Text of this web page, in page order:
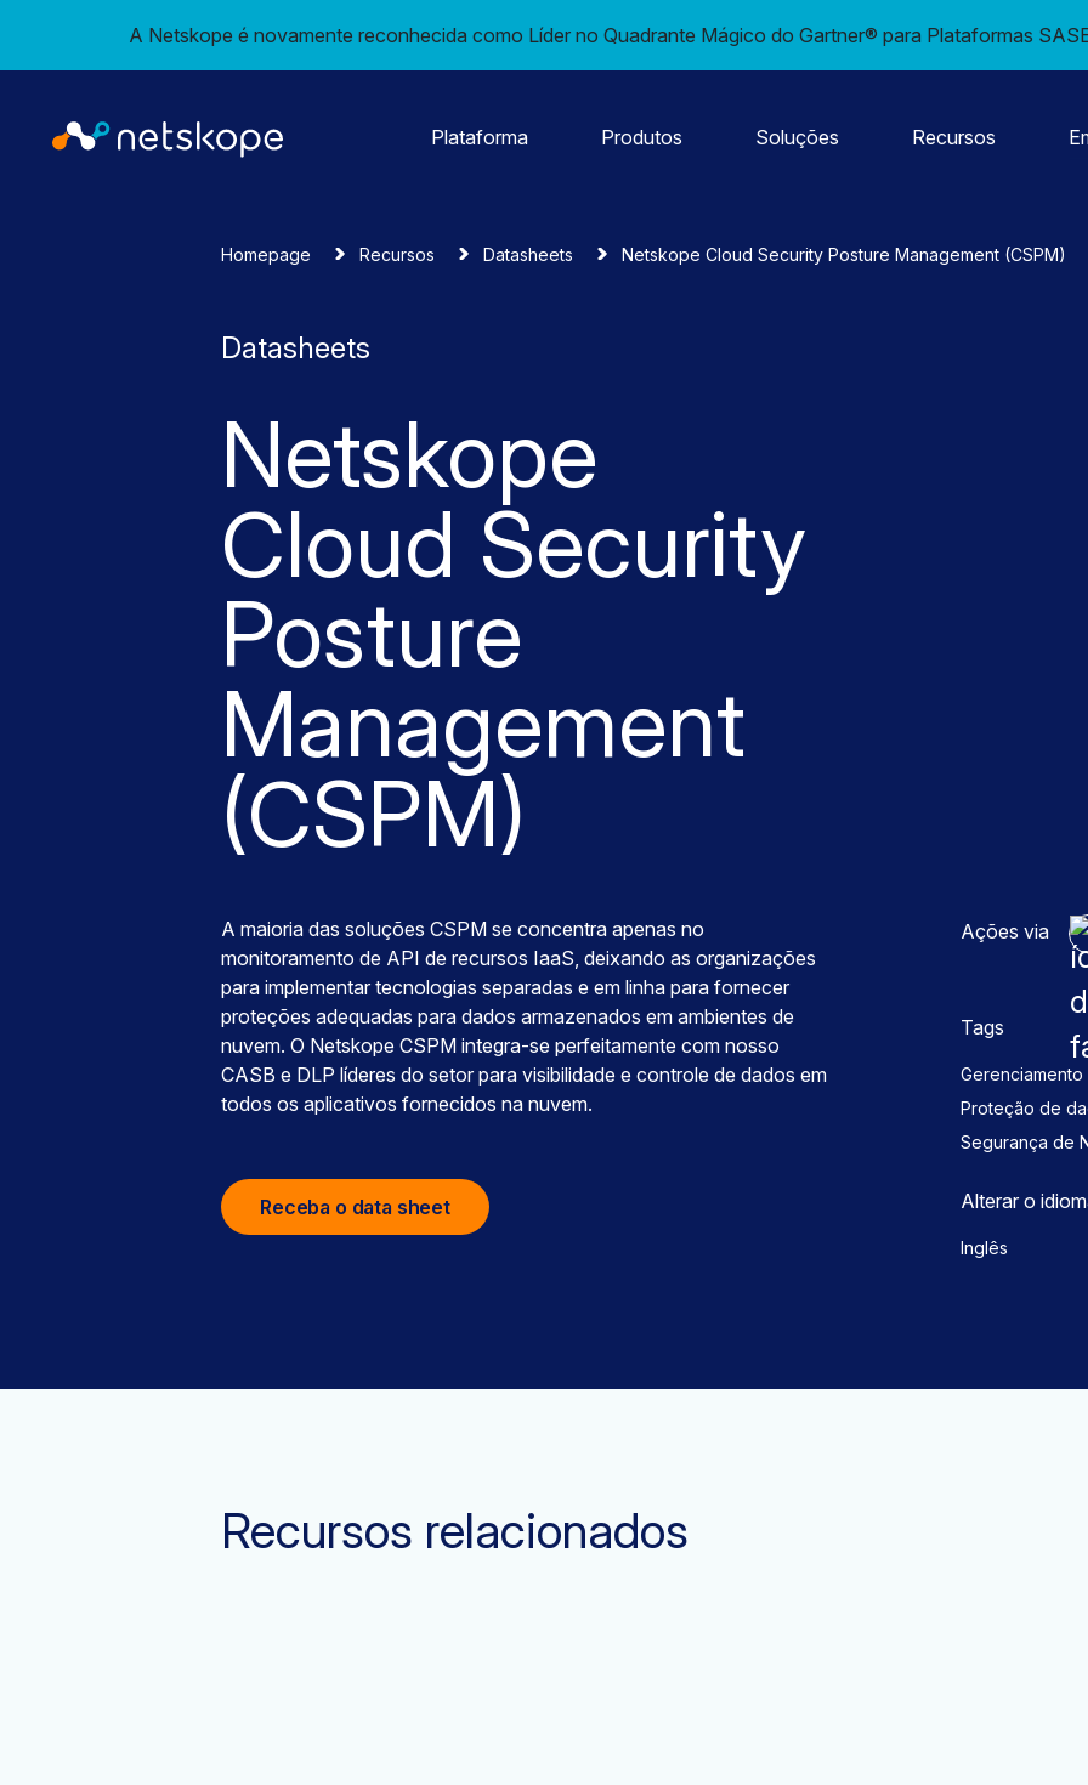
A Netskope é novamente reconhecida como Líder no Quadrante Mágico do Gartner® para Plataformas
Plataforma Produtos Soluções Recursos
Homepage Recursos Datasheets Netskope Cloud Security Posture Management (CSPM)
Datasheets
Netskope
Cloud Security
Posture
Management
(CSPM)
A maioria das soluções CSPM se concentra apenas no
monitoramento de API de recursos IaaS, deixando as organizações
para implementar tecnologias separadas e em linha para fornecer
proteções adequadas para dados armazenados em ambientes de
nuvem. O Netskope CSPM integra-se perfeitamente com nosso
CASB e DLP líderes do setor para visibilidade e controle de dados em
todos os aplicativos fornecidos na nuvem.
Receba o data sheet
Ações via
Tags
Proteção de
Segurança de
Alterar o
Inglês
Recursos relacionados